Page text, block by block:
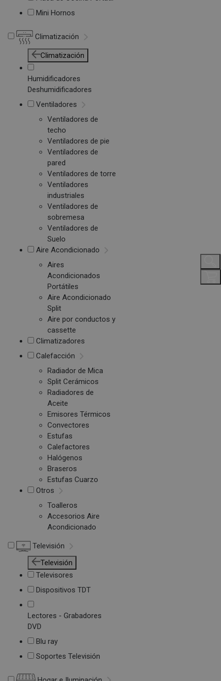
Mini Hornos
Climatización
Climatización
Humidificadores
Deshumidificadores
Ventiladores
Ventiladores de
techo
Ventiladores de pie
Ventiladores de
pared
Ventiladores de torre
Ventiladores
industriales
Ventiladores de
sobremesa
Ventiladores de
Suelo
Aire Acondicionado
Aires
Acondicionados
Portátiles
Aire Acondicionado
Split
Aire por conductos y
cassette
Climatizadores
Calefacción
Radiador de Mica
Split Cerámicos
Radiadores de
Aceite
Emisores Térmicos
Convectores
Estufas
Calefactores
Halógenos
Braseros
Estufas Cuarzo
Otros
Toalleros
Accesorios Aire
Acondicionado
Televisión
Televisión
Televisores
Dispositivos TDT
Lectores - Grabadores
DVD
Blu ray
Soportes Televisión